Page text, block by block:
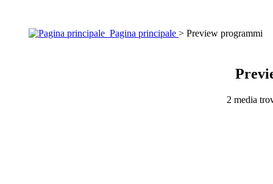
Pagina principale > Preview programmi
2 media